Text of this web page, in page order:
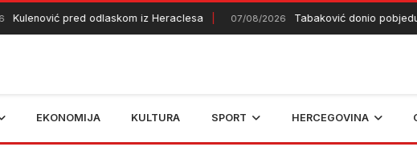
Kulenović pred odlaskom iz Heraclesa 07/08/2026 Tabaković donio
EKONOMIJA KULTURA SPORT HERCEGOVINA